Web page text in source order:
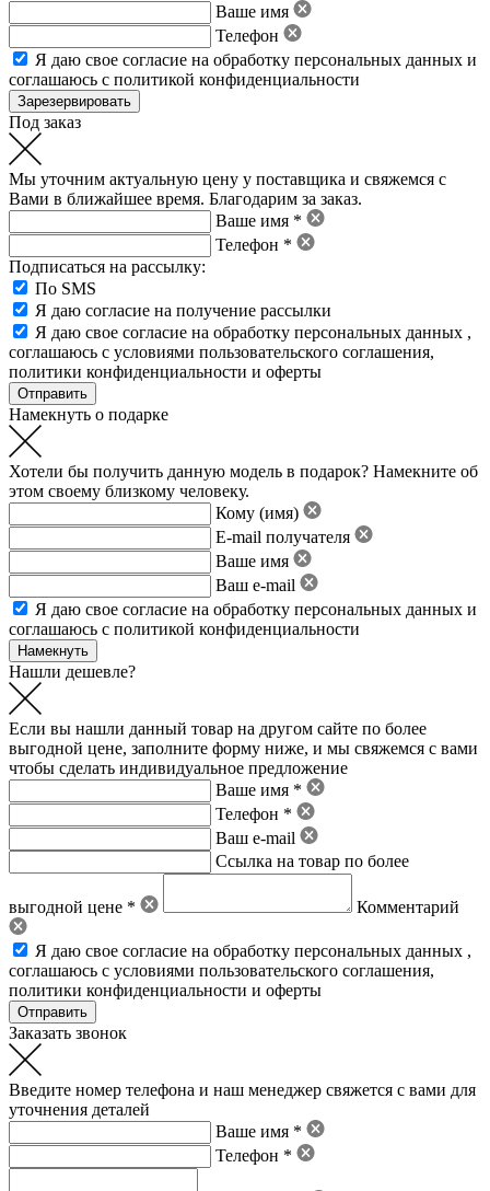
Ваше имя
Телефон
Я даю свое согласие на обработку персональных данных и
соглашаюсь с политикой конфиденциальности
Под заказ
Мы уточним актуальную цену у поставщика и свяжемся с
Вами в ближайшее время. Благодарим за заказ.
Ваше имя *
Телефон *
Подписаться на рассылку:
По SMS
Я даю согласие на получение рассылки
Я даю свое согласие на обработку персональных данных ,
соглашаюсь с условиями пользовательского соглашения,
политики конфиденциальности и оферты
Намекнуть о подарке
Хотели бы получить данную модель в подарок? Намекните об
этом своему близкому человеку.
Кому (имя)
E-mail получателя
Ваше имя
Ваш e-mail
Я даю свое согласие на обработку персональных данных и
соглашаюсь с политикой конфиденциальности
Нашли дешевле?
Если вы нашли данный товар на другом сайте по более
выгодной цене, заполните форму ниже, и мы свяжемся с вами
чтобы сделать индивидуальное предложение
Ваше имя *
Телефон *
Ваш e-mail
Ссылка на товар по более
выгодной цене * Комментарий
Я даю свое согласие на обработку персональных данных ,
соглашаюсь с условиями пользовательского соглашения,
политики конфиденциальности и оферты
Заказать звонок
Введите номер телефона и наш менеджер свяжется с вами для
уточнения деталей
Ваше имя *
Телефон *